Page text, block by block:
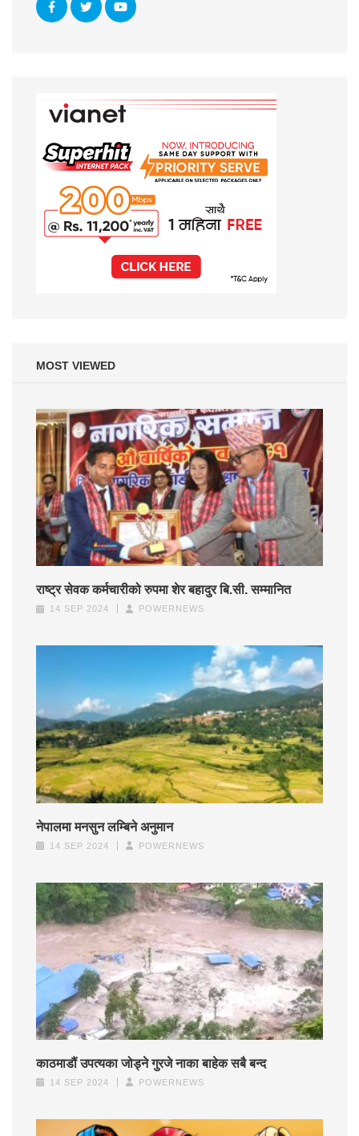
MOST VIEWED
राष्ट्र सेवक कर्मचारीको रुपमा शेर बहादुर बि.सी. सम्मानित
14 SEP 2024 POWERNEWS
नेपालमा मनसुन लम्बिने अनुमान
14 SEP 2024 POWERNEWS
काठमाडौं उपत्यका जोड्ने गुरजे नाका बाहेक सबै बन्द
14 SEP 2024 POWERNEWS